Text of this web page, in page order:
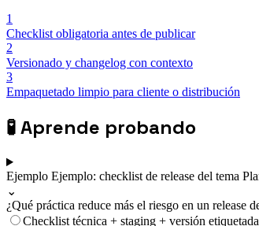
1
Checklist obligatoria antes de publicar
2
Versionado y changelog con contexto
3
Empaquetado limpio para cliente o distribución
🧪Aprende probando
Ejemplo Ejemplo: checklist de release del tema
⌄
¿Qué práctica reduce más el riesgo en un release
Checklist técnica + staging + versión